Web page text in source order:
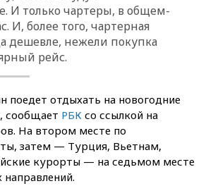
И только чартеры, в общем-
И, более того, чартерная
дешевле, нежели покупка
рейс.
поедет отдыхать на новогодние
сообщает РБК со ссылкой на
На втором месте по
затем — Турция, Вьетнам,
курорты — на седьмом месте
направлений.